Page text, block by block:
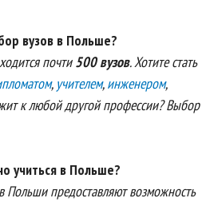
вузов в Польше?
почти500 вузов. Хотите стать
, учителем,инженером,
к любой другой профессии? Выбор
учиться в Польше?
Польши предоставляют возможность